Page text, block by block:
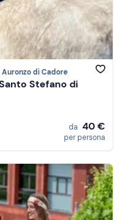
Auronzo di Cadore
Stefano di
da 40 €
per persona